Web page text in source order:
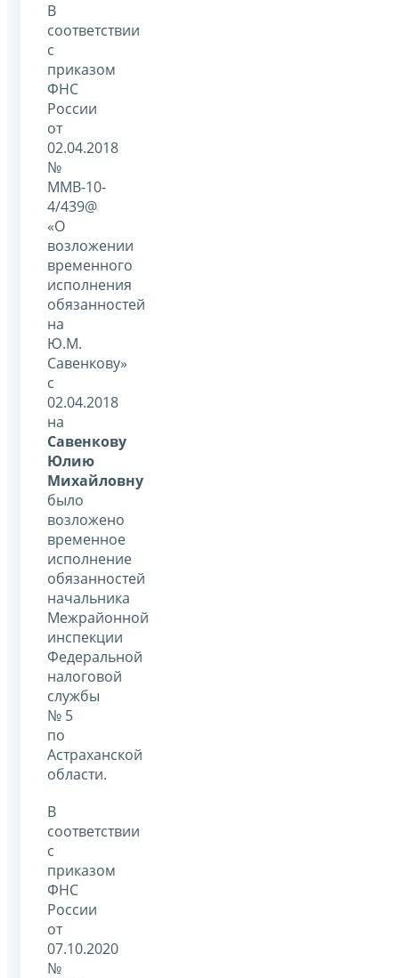
В
соответствии
с
приказом
ФНС
России
от
02.04.2018
№
ММВ-10-
4/439@
«О
возложении
временного
исполнения
обязанностей
на
Ю.М.
Савенкову»
с
02.04.2018
на
Савенкову
Юлию
Михайловну
было
возложено
временное
исполнение
обязанностей
начальника
Межрайонной
инспекции
Федеральной
налоговой
службы
№ 5
по
Астраханской
области.
В
соответствии
с
приказом
ФНС
России
от
07.10.2020
№